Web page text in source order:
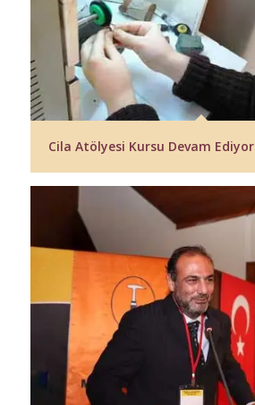
Cila Atölyesi Kursu Devam Ediyor